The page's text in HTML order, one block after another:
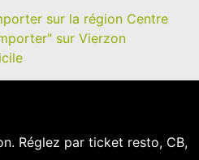
sur la région Centre
sur Vierzon
Réglez par ticket resto, CB,